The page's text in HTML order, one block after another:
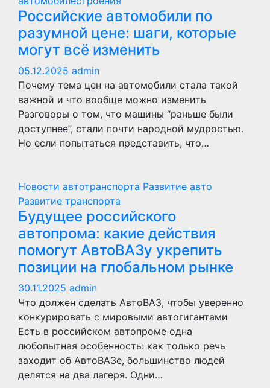
Российские автомобили по
разумной цене: шаги, которые
могут всё изменить
05.12.2025 admin
Почему тема цен на автомобили стала такой
важной и что вообще можно изменить
Разговоры о том, что машины “раньше были
доступнее”, стали почти народной мудростью.
Но если попытаться представить, что…
Новости автотранспорта Развитие авто
Развитие транспорта
Будущее российского
автопрома: какие действия
помогут АвтоВАЗу укрепить
позиции на глобальном рынке
30.11.2025 admin
Что должен сделать АвтоВАЗ, чтобы уверенно
конкурировать с мировыми автогигантами
Есть в российском автопроме одна
любопытная особенность: как только речь
заходит об АвтоВАЗе, большинство людей
делятся на два лагеря. Одни…